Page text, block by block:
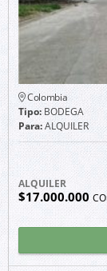
Colombia
Tipo:BODEGA
Para:ALQUILER
ALQUILER
$17.000.000